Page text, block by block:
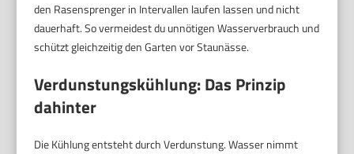
den Rasensprenger in Intervallen laufen lassen und nicht
dauerhaft. So vermeidest du unnötigen Wasserverbrauch und
schützt gleichzeitig den Garten vor Staunässe.
Verdunstungskühlung: Das Prinzip
dahinter
Die Kühlung entsteht durch Verdunstung. Wasser nimmt